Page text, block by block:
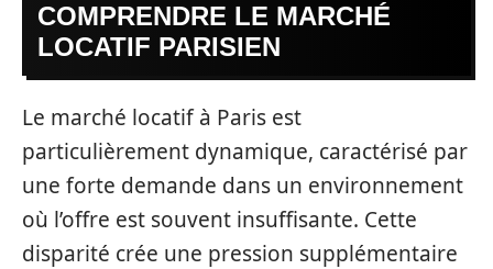
COMPRENDRE LE MARCHÉ
LOCATIF PARISIEN
Le marché locatif à Paris est
particulièrement dynamique, caractérisé par
une forte demande dans un environnement
où l’offre est souvent insuffisante. Cette
disparité crée une pression supplémentaire